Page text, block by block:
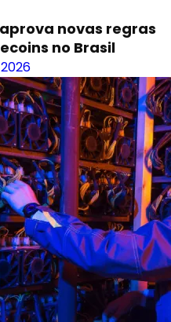
novas regras
no Brasil